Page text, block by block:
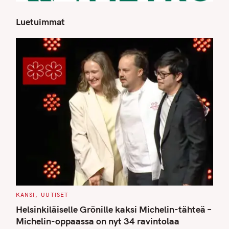
Luetuimmat
C
T
E
G
O
KANSI UUTISET
Helsinkiläiselle Grönille kaksi Michelin-tähteä –
Michelin-oppaassa on nyt 34 ravintolaa
S
e
a